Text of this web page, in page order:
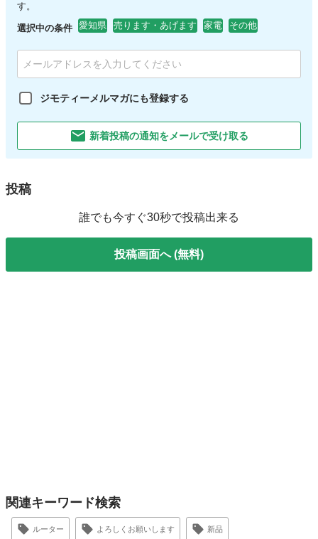
す。
選択中の条件 愛知県 売ります・あげます 家電 その他
ジモティーメルマガにも登録する
新着投稿の通知をメールで受け取る
投稿
誰でも今すぐ30秒で投稿出来る
投稿画面へ (無料)
関連キーワード検索
ルーター よろしくお願いします 新品